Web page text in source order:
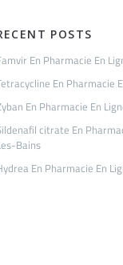
POSTS
En Pharmacie En
En Pharmacie
En Pharmacie En
citrate En
Bains
En Pharmacie En